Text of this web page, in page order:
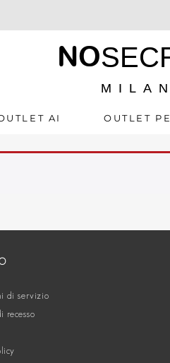
NO
AI OUTLET PE
di servizio
recesso